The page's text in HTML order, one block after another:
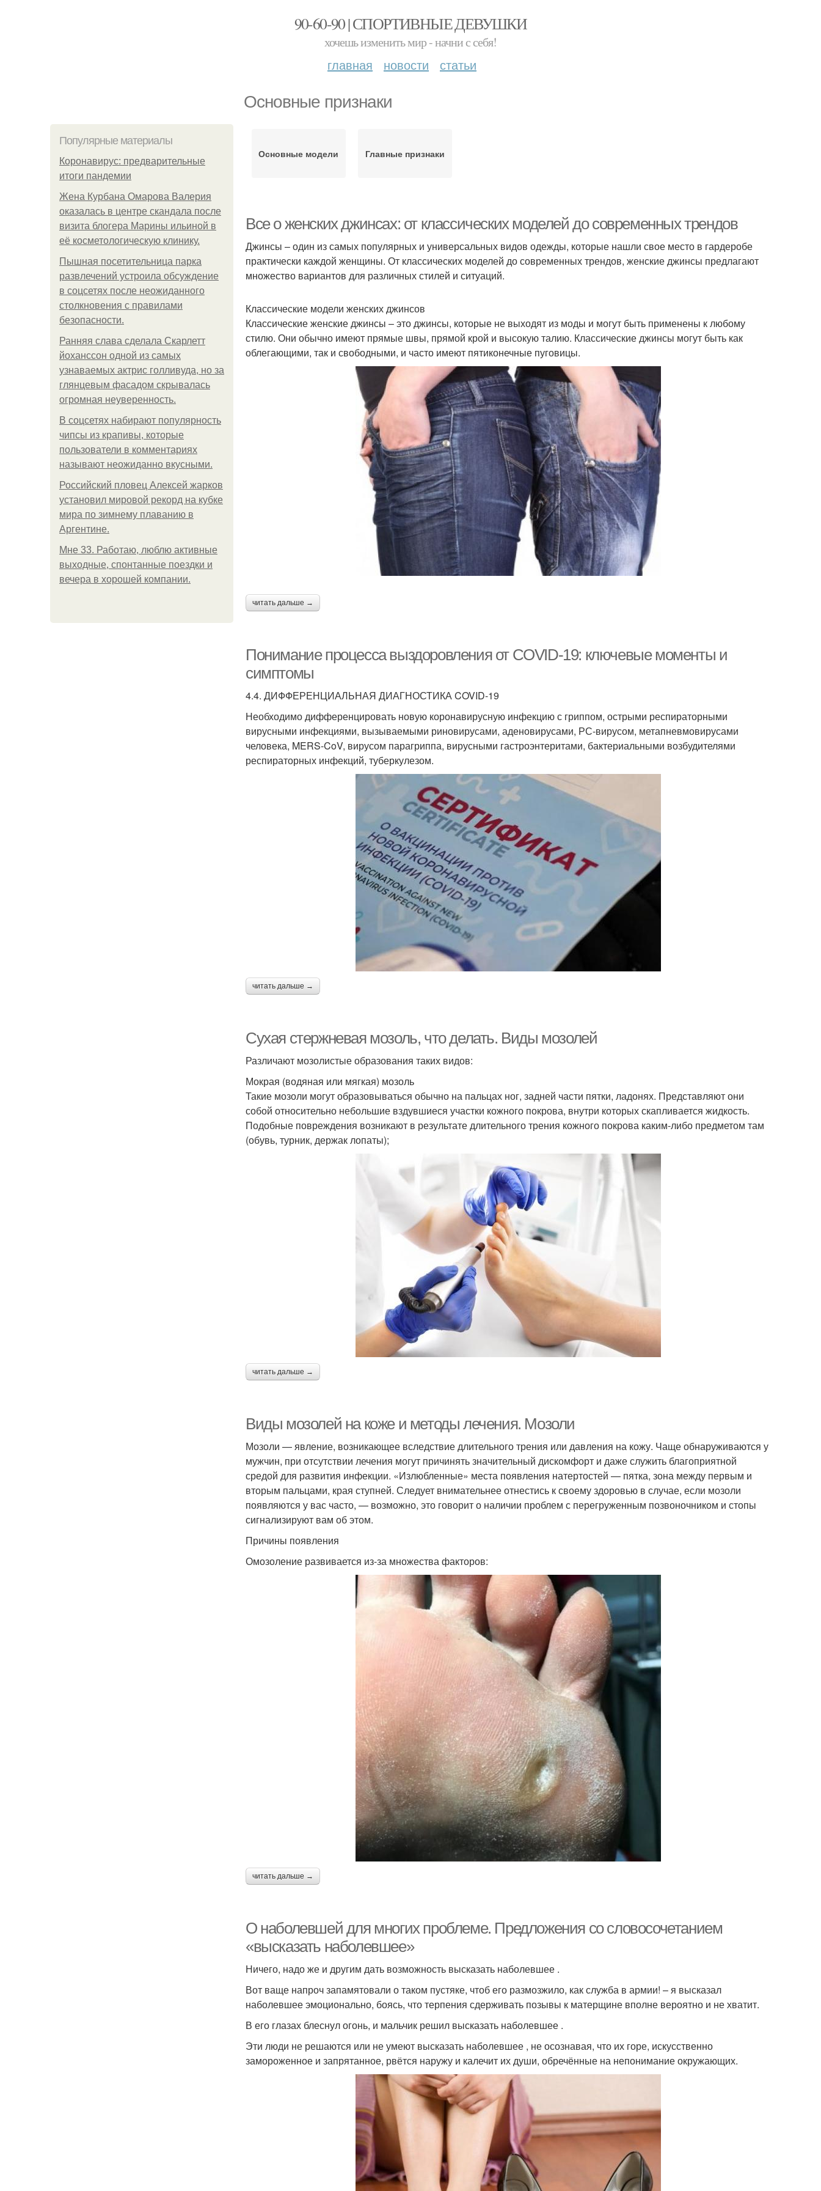
90-60-90 | СПОРТИВНЫЕ ДЕВУШКИ
хочешь изменить мир - начни с себя!
главная новости статьи
Основные признаки
Популярные материалы
Коронавирус: предварительные
итоги пандемии
Жена Курбана Омарова Валерия
оказалась в центре скандала после
визита блогера Марины ильиной в
её косметологическую клинику.
Пышная посетительница парка
развлечений устроила обсуждение
в соцсетях после неожиданного
столкновения с правилами
безопасности.
Ранняя слава сделала Скарлетт
йоханссон одной из самых
узнаваемых актрис голливуда, но за
глянцевым фасадом скрывалась
огромная неуверенность.
В соцсетях набирают популярность
чипсы из крапивы, которые
пользователи в комментариях
называют неожиданно вкусными.
Российский пловец Алексей жарков
установил мировой рекорд на кубке
мира по зимнему плаванию в
Аргентине.
Мне 33. Работаю, люблю активные
выходные, спонтанные поездки и
вечера в хорошей компании.
Основные модели Главные признаки
Все о женских джинсах: от классических моделей до современных трендов
Джинсы – один из самых популярных и универсальных видов одежды, которые нашли свое место в гардеробе
практически каждой женщины. От классических моделей до современных трендов, женские джинсы предлагают
множество вариантов для различных стилей и ситуаций.
Классические модели женских джинсов
Классические женские джинсы – это джинсы, которые не выходят из моды и могут быть применены к любому
стилю. Они обычно имеют прямые швы, прямой крой и высокую талию. Классические джинсы могут быть как
облегающими, так и свободными, и часто имеют пятиконечные пуговицы.
читать дальше →
Понимание процесса выздоровления от COVID-19: ключевые моменты и
симптомы
4.4. ДИФФЕРЕНЦИАЛЬНАЯ ДИАГНОСТИКА COVID-19
Необходимо дифференцировать новую коронавирусную инфекцию с гриппом, острыми респираторными
вирусными инфекциями, вызываемыми риновирусами, аденовирусами, РС-вирусом, метапневмовирусами
человека, MERS-CoV, вирусом парагриппа, вирусными гастроэнтеритами, бактериальными возбудителями
респираторных инфекций, туберкулезом.
читать дальше →
Сухая стержневая мозоль, что делать. Виды мозолей
Различают мозолистые образования таких видов:
Мокрая (водяная или мягкая) мозоль
Такие мозоли могут образовываться обычно на пальцах ног, задней части пятки, ладонях. Представляют они
собой относительно небольшие вздувшиеся участки кожного покрова, внутри которых скапливается жидкость.
Подобные повреждения возникают в результате длительного трения кожного покрова каким-либо предметом там
(обувь, турник, держак лопаты);
читать дальше →
Виды мозолей на коже и методы лечения. Мозоли
Мозоли — явление, возникающее вследствие длительного трения или давления на кожу. Чаще обнаруживаются у
мужчин, при отсутствии лечения могут причинять значительный дискомфорт и даже служить благоприятной
средой для развития инфекции. «Излюбленные» места появления натертостей — пятка, зона между первым и
вторым пальцами, края ступней. Следует внимательнее отнестись к своему здоровью в случае, если мозоли
появляются у вас часто, — возможно, это говорит о наличии проблем с перегруженным позвоночником и стопы
сигнализируют вам об этом.
Причины появления
Омозоление развивается из-за множества факторов:
читать дальше →
О наболевшей для многих проблеме. Предложения со словосочетанием
«высказать наболевшее»
Ничего, надо же и другим дать возможность высказать наболевшее .
Вот ваще напроч запамятовали о таком пустяке, чтоб его размозжило, как служба в армии! – я высказал
наболевшее эмоционально, боясь, что терпения сдерживать позывы к матерщине вполне вероятно и не хватит.
В его глазах блеснул огонь, и мальчик решил высказать наболевшее .
Эти люди не решаются или не умеют высказать наболевшее , не осознавая, что их горе, искусственно
замороженное и запрятанное, рвётся наружу и калечит их души, обречённые на непонимание окружающих.